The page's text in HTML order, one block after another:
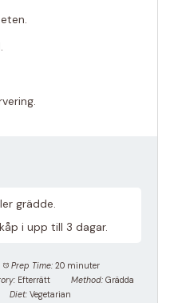
grädde.
i upp till 3 dagar.
Prep Time: 20 minuter
Efterrätt Method: Grädda
Diet: Vegetarian